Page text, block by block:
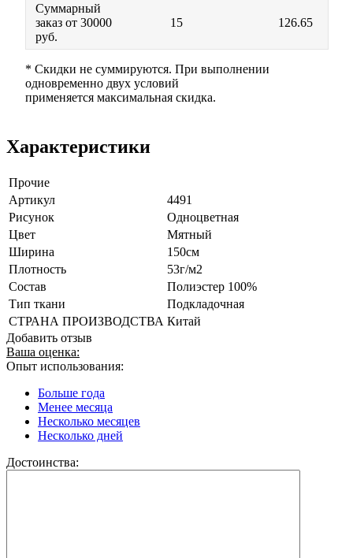
Суммарный
заказ от 30000
руб.
15 126.65
* Скидки не суммируются. При выполнении
одновременно двух условий
применяется максимальная скидка.
Характеристики
Прочие
Артикул
4491
Рисунок
Одноцветная
Цвет
Мятный
Ширина
150см
Плотность
53г/м2
Состав
Полиэстер 100%
Тип ткани
Подкладочная
СТРАНА ПРОИЗВОДСТВА Китай
Добавить отзыв
Ваша оценка:
Опыт использования:
Больше года
Менее месяца
Несколько месяцев
Несколько дней
Достоинства: